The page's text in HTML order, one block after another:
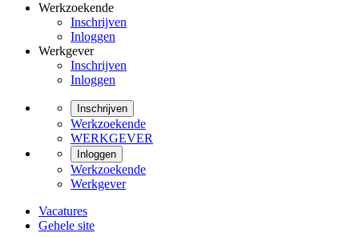
Werkzoekende
Inschrijven
Inloggen
Werkgever
Inschrijven
Inloggen
Inschrijven
Werkzoekende
WERKGEVER
Inloggen
Werkzoekende
Werkgever
Vacatures
Gehele site